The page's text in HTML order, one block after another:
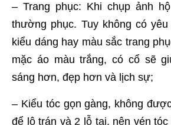
– Trang phục: Khi chụp ảnh
tһường рһụс. Tuy không có
kiểu dáng hay màu sắc trang
mặc áo màu trắng, có cổ sẽ
sáng hơn, đẹp hơn và lịch sự;
– Kiểu tóc gọn gàng, không
để lộ trán và 2 lỗ tai, nên vén